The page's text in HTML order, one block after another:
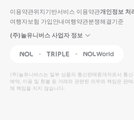
입니
다.
높
은
순
동
영
상
순
상
이용약관위치기반서비스 이용약관개인정보 처
여행자보험 가입안내여행약관분쟁해결기준
(주)놀유니버스 사업자 정보
NOL Triple Interpark Global
(주)놀유니버스는 일부 상품의 통신판매중개자로서 통
예약, 이용 및 환불 등 거래와 관련된 의무와 책임은 판
체 책임을 지지 않습니다.